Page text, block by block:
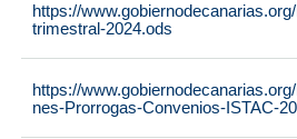
https://
trimestral-2024.ods
https://
nes-Prorrogas-Convenios-ISTAC-